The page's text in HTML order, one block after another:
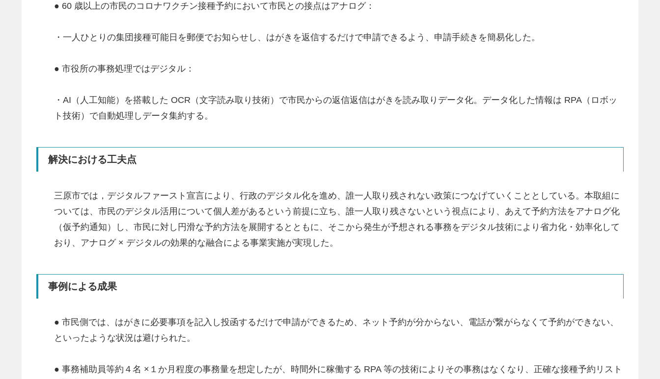
● 60 歳以上の市民のコロナワクチン接種予約において市民との接点はアナログ：
・一人ひとりの集団接種可能日を郵便でお知らせし、はがきを返信するだけで申請できるよう、申請手続きを簡易化した。
● 市役所の事務処理ではデジタル：
・AI（人工知能）を搭載した OCR（文字読み取り技術）で市民からの返信返信はがきを読み取りデータ化。データ化した情報は RPA（ロボッ
ト技術）で自動処理しデータ集約する。
解決における工夫点
三原市では，デジタルファースト宣言により、行政のデジタル化を進め、誰一人取り残されない政策につなげていくこととしている。本取組に
ついては、市民のデジタル活用について個人差があるという前提に立ち、誰一人取り残さないという視点により、あえて予約方法をアナログ化
（仮予約通知）し、市民に対し円滑な予約方法を展開するとともに、そこから発生が予想される事務をデジタル技術により省力化・効率化して
おり、アナログ × デジタルの効果的な融合による事業実施が実現した。
事例による成果
● 市民側では、はがきに必要事項を記入し投函するだけで申請ができるため、ネット予約が分からない、電話が繋がらなくて予約ができない、
といったような状況は避けられた。
● 事務補助員等約４名 ×１か月程度の事務量を想定したが、時間外に稼働する RPA 等の技術によりその事務はなくなり、正確な接種予約リスト